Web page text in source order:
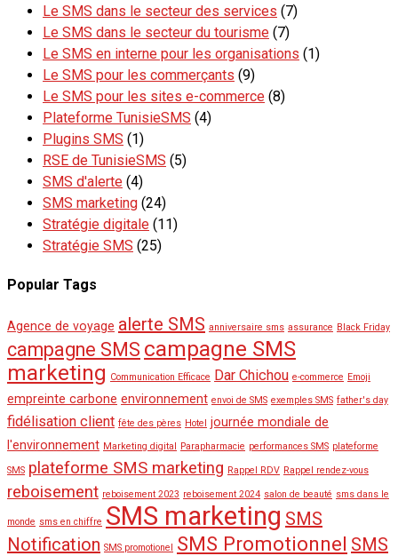
Le SMS dans le secteur des services (7)
Le SMS dans le secteur du tourisme (7)
Le SMS en interne pour les organisations (1)
Le SMS pour les commerçants (9)
Le SMS pour les sites e-commerce (8)
Plateforme TunisieSMS (4)
Plugins SMS (1)
RSE de TunisieSMS (5)
SMS d'alerte (4)
SMS marketing (24)
Stratégie digitale (11)
Stratégie SMS (25)
Popular Tags
Agence de voyage alerte SMS anniversaire sms assurance Black Friday
campagne SMS campagne SMS
marketing Communication Efficace Dar Chichou e-commerce Emoji
empreinte carbone environnement envoi de SMS exemples SMS father's day
fidélisation client fête des pères Hotel journée mondiale de
l'environnement Marketing digital Parapharmacie performances SMS plateforme
SMS plateforme SMS marketing Rappel RDV Rappel rendez-vous
reboisement reboisement 2023 reboisement 2024 salon de beauté sms dans le
monde sms en chiffre SMS marketing SMS
Notification SMS promotionel SMS Promotionnel SMS